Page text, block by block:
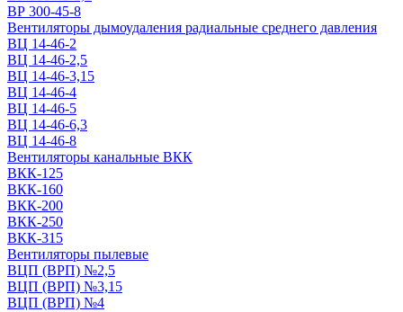
ВР 300-45-8
Вентиляторы дымоудаления радиальные среднего давления
ВЦ 14-46-2
ВЦ 14-46-2,5
ВЦ 14-46-3,15
ВЦ 14-46-4
ВЦ 14-46-5
ВЦ 14-46-6,3
ВЦ 14-46-8
Вентиляторы канальные ВКК
ВКК-125
ВКК-160
ВКК-200
ВКК-250
ВКК-315
Вентиляторы пылевые
ВЦП (ВРП) №2,5
ВЦП (ВРП) №3,15
ВЦП (ВРП) №4